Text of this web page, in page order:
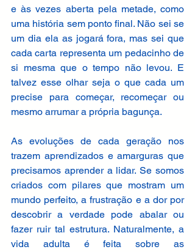
e às vezes aberta pela metade, como
uma história sem ponto final. Não sei se
um dia ela as jogará fora, mas sei que
cada carta representa um pedacinho de
si mesma que o tempo não levou. E
talvez esse olhar seja o que cada um
precise para começar, recomeçar ou
mesmo arrumar a própria bagunça.
As evoluções de cada geração nos
trazem aprendizados e amarguras que
precisamos aprender a lidar. Se somos
criados com pilares que mostram um
mundo perfeito, a frustração e a dor por
descobrir a verdade pode abalar ou
fazer ruir tal estrutura. Naturalmente, a
vida adulta é feita sobre as